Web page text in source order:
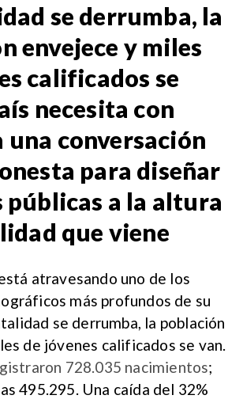
se derrumba, la
envejece y miles
calificados se
necesita con
una conversación
para diseñar
a la altura
que viene
atravesando uno de los
más profundos de su
se derrumba, la población
de jóvenes calificados se van.
728.035 nacimientos;
495.295. Una caída del 32%